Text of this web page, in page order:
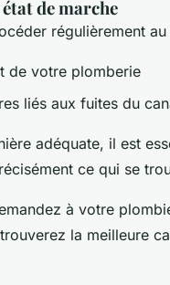
de marche
régulièrement
de votre plomberie
liés aux fuites du
adéquate, il est
ce qui se
à votre
la meilleure